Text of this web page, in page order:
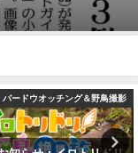
バードウオッチング＆野鳥撮影